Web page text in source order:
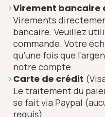
Virement bancaire
Virements
bancaire. Veuillez
commande. Votre
qu’une fois que
notre compte.
Carte de crédit
Le traitement du
se fait via Paypal
requis).